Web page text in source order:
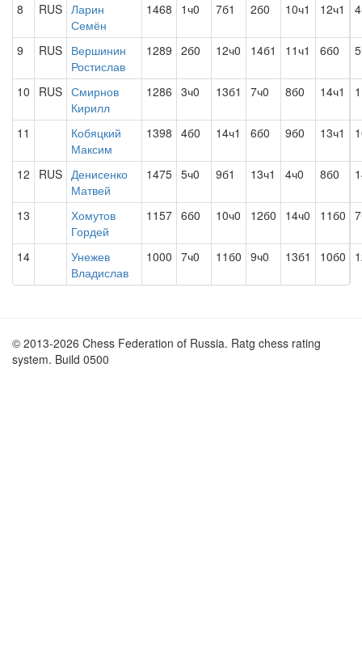
8 RUS Ларин
Семён
1468 1ч0 7б1 2б0 10ч1 12ч1
9 RUS Вершинин
Ростислав
1289 2б0 12ч0 14б1 11ч1 6б0
10 RUS Смирнов
Кирилл
1286 3ч0 13б1 7ч0 8б0 14ч1
11
Кобяцкий
Максим
1398 4б0 14ч1 6б0 9б0 13ч1
12 RUS Денисенко
Матвей
1475 5ч0 9б1 13ч1 4ч0 8б0
13
Хомутов
Гордей
1157 6б0 10ч0 12б0 14ч0 11б0
14
Унежев
Владислав
1000 7ч0 11б0 9ч0 13б1 10б0
© 2013-2026 Chess Federation of Russia. Ratg chess rating
system. Build 0500